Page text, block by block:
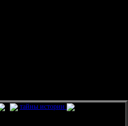
тайны истории